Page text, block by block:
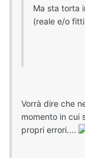
Ma sta torta
(reale e/o
Vorrà dire che
momento in cui
propri errori....